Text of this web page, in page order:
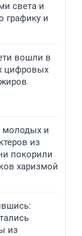
света и
графику и
вошли в
цифровых
молодых и
из
покорили
харизмой
из